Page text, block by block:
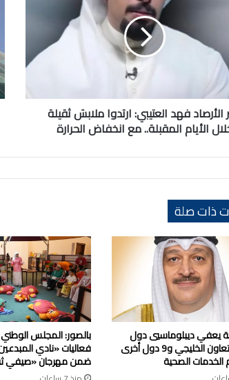
الأرصاد فهد العتيبي: ارتدوا ملابسَ ثقيلة
الأيام المقبلة.. مع انخفاض الحرارة
"
ذات صلة
يعفي ديبلوماسيي دول
مجلس التعاون الخليجي و9 دول أخرى
الصحية
بالصور: المجلس
فعاليات «نادي
ضمن مهرجان «صيفي